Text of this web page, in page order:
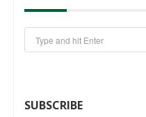
SUBSCRIBE